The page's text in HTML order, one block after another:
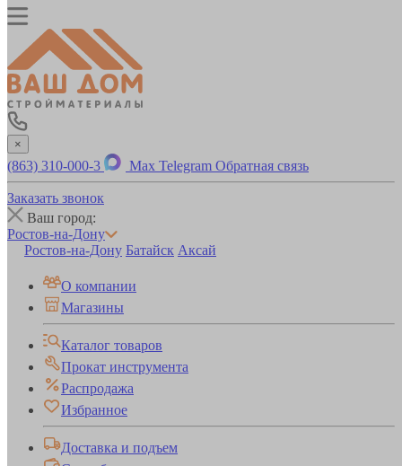
×
(863) 310-000-3 Max Telegram Обратная связь
Заказать звонок
Ваш город:
Ростов-на-Дону
Ростов-на-Дону Батайск Аксай
О компании
Магазины
Каталог товаров
Прокат инструмента
Распродажа
Избранное
Доставка и подъем